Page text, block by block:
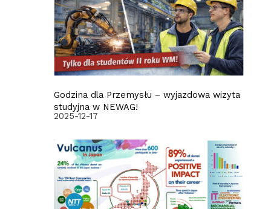
Godzina dla Przemysłu – wyjazdowa wizyta
studyjna w NEWAG!
2025-12-17